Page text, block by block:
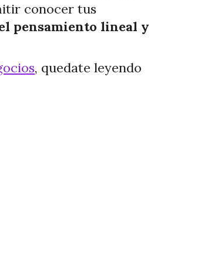
conocer tus
pensamiento lineal y
, quedate leyendo